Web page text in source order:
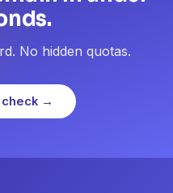
No hidden quotas.
→